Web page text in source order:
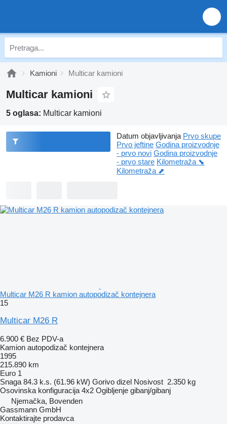
Kamioni Multicar kamioni
Multicar kamioni
5 oglasa: Multicar kamioni
Datum objavljivanja Prvo skupe
Prvo jeftine Godina proizvodnje
- prvo novi Godina proizvodnje
- prvo stare Kilometraža ⬊
Kilometraža ⬈
Multicar M26 R kamion autopodizač kontejnera
15
Multicar M26 R
6.900 € Bez PDV-a
Kamion autopodizač kontejnera
1995
215.890 km
Euro 1
Snaga 84.3 k.s. (61.96 kW) Gorivo dizel Nosivost 2.350 kg
Osovinska konfiguracija 4x2 Ogibljenje gibanj/gibanj
Njemačka, Bovenden
Gassmann GmbH
Kontaktirajte prodavca